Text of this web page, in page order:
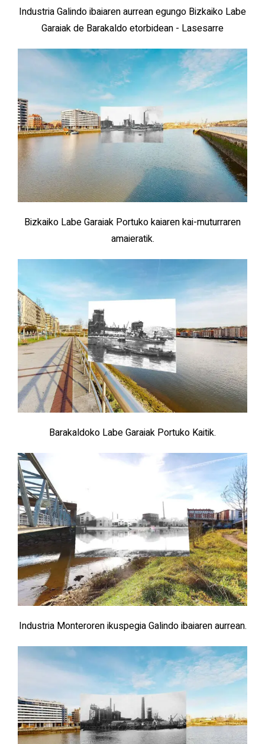
Industria Galindo ibaiaren aurrean egungo Bizkaiko Labe
Garaiak de Barakaldo etorbidean - Lasesarre
Bizkaiko Labe Garaiak Portuko kaiaren kai-muturraren
amaieratik.
Barakaldoko Labe Garaiak Portuko Kaitik.
Industria Monteroren ikuspegia Galindo ibaiaren aurrean.